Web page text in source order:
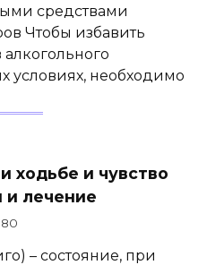
средствами
Чтобы избавить
условиях, необходимо
ходьбе и чувство
и лечение
– состояние, при